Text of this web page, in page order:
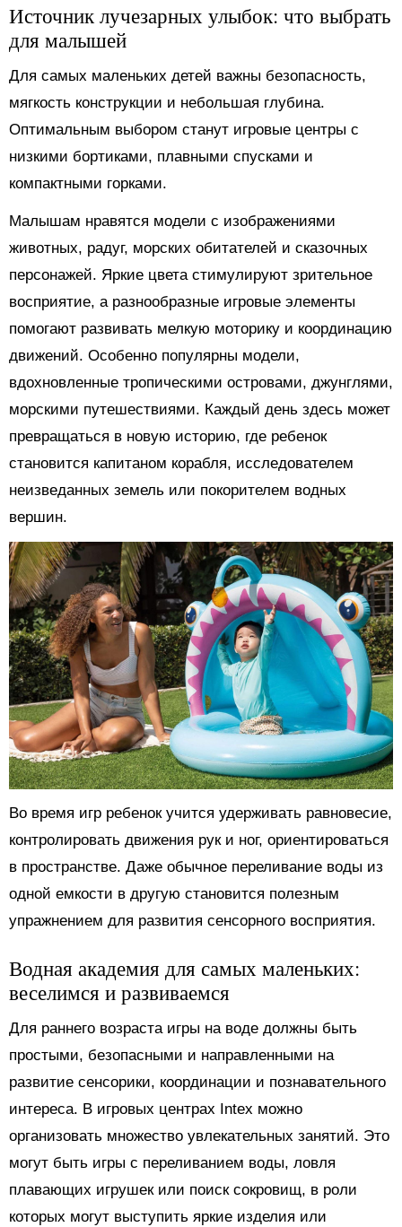
Источник лучезарных улыбок: что выбрать
для малышей
Для самых маленьких детей важны безопасность,
мягкость конструкции и небольшая глубина.
Оптимальным выбором станут игровые центры с
низкими бортиками, плавными спусками и
компактными горками.
Малышам нравятся модели с изображениями
животных, радуг, морских обитателей и сказочных
персонажей. Яркие цвета стимулируют зрительное
восприятие, а разнообразные игровые элементы
помогают развивать мелкую моторику и координацию
движений. Особенно популярны модели,
вдохновленные тропическими островами, джунглями,
морскими путешествиями. Каждый день здесь может
превращаться в новую историю, где ребенок
становится капитаном корабля, исследователем
неизведанных земель или покорителем водных
вершин.
Во время игр ребенок учится удерживать равновесие,
контролировать движения рук и ног, ориентироваться
в пространстве. Даже обычное переливание воды из
одной емкости в другую становится полезным
упражнением для развития сенсорного восприятия.
Водная академия для самых маленьких:
веселимся и развиваемся
Для раннего возраста игры на воде должны быть
простыми, безопасными и направленными на
развитие сенсорики, координации и познавательного
интереса. В игровых центрах Intex можно
организовать множество увлекательных занятий. Это
могут быть игры с переливанием воды, ловля
плавающих игрушек или поиск сокровищ, в роли
которых могут выступить яркие изделия или